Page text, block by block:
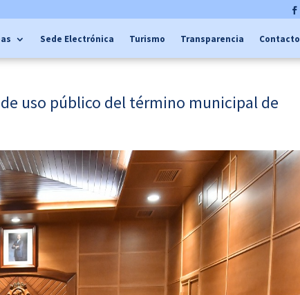
Sede Electrónica Turismo Transparencia Contacto
uso público del término municipal de